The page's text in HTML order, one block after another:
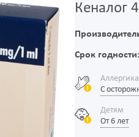
Кеналог
Срок годности:
С
Детям
От 6 лет